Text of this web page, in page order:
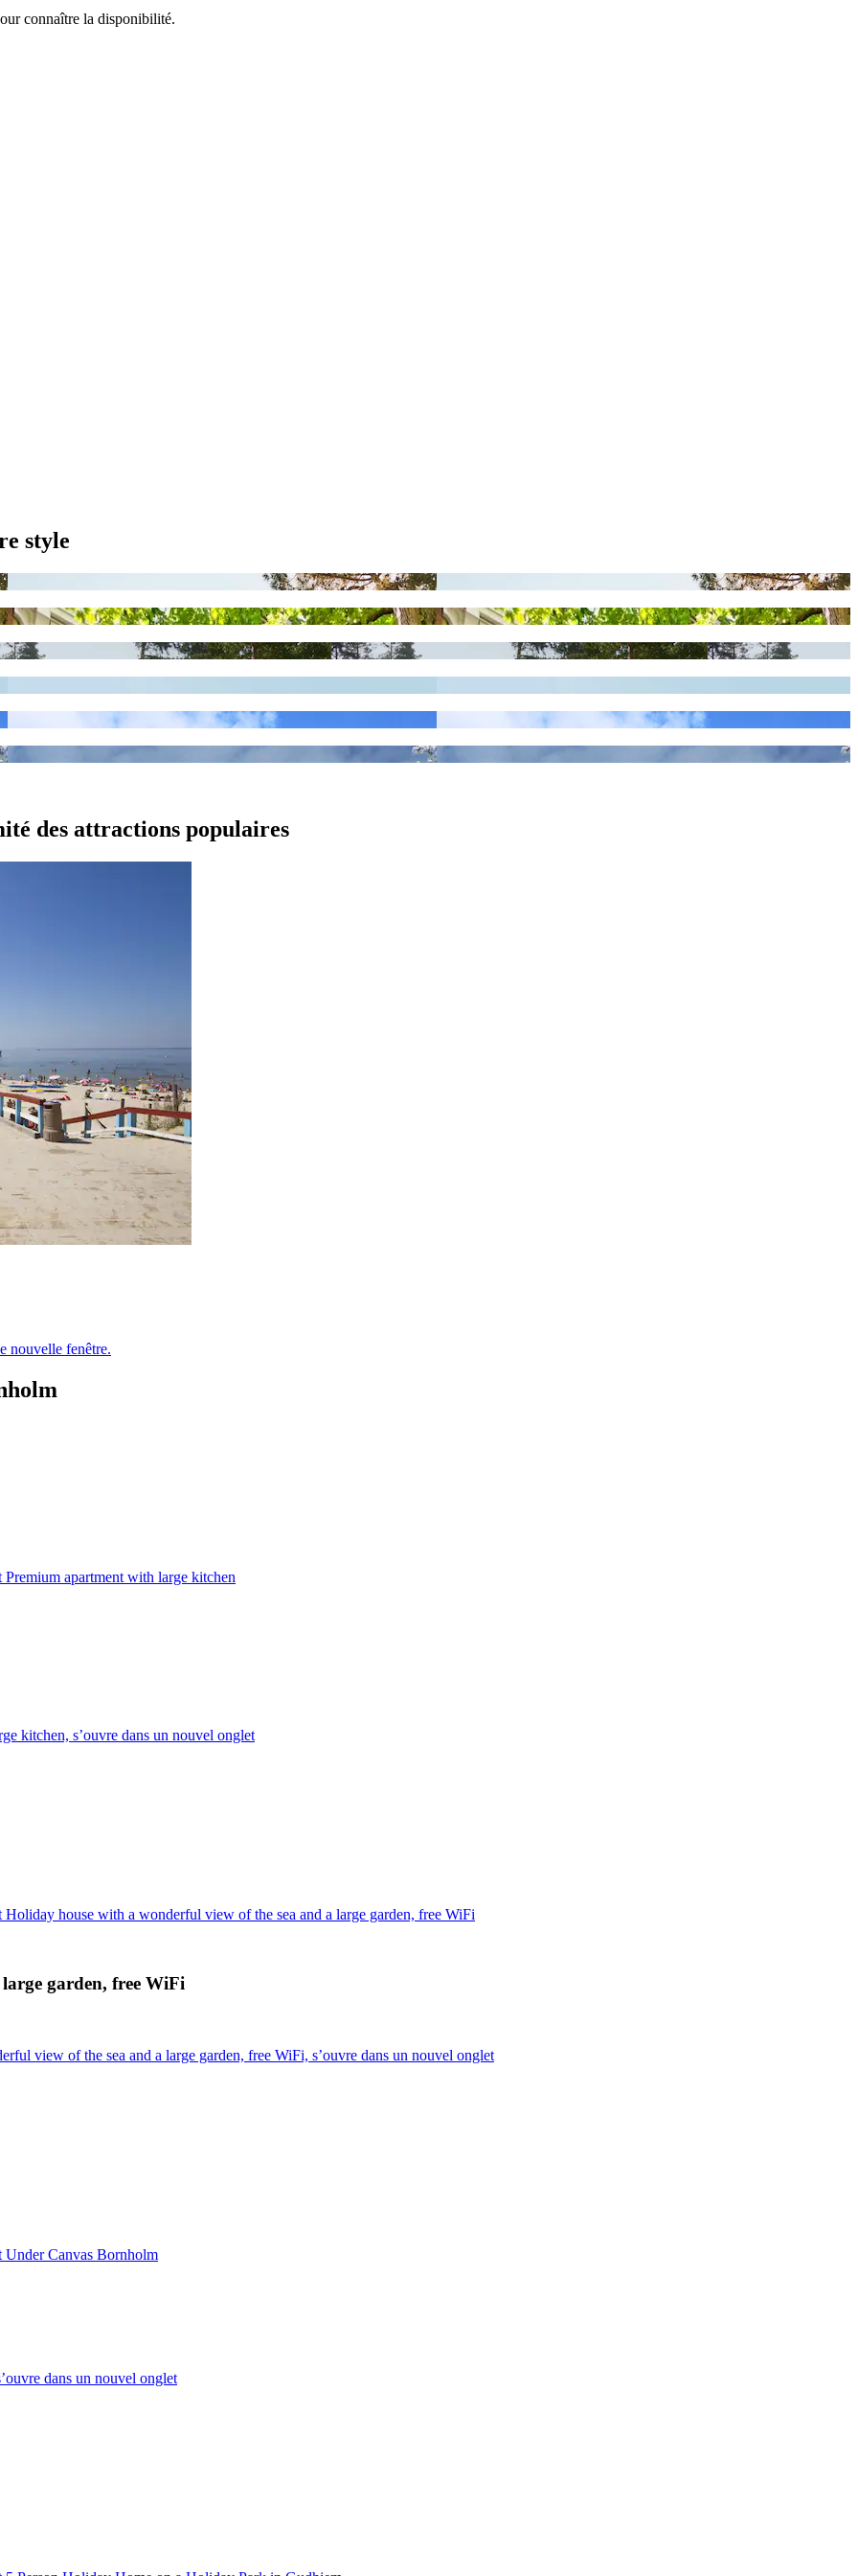
connaître la disponibilité.
style
des attractions populaires
nouvelle fenêtre.
Premium apartment with large kitchen
kitchen, s’ouvre dans un nouvel onglet
Holiday house with a wonderful view of the sea and a large garden, free WiFi
garden, free WiFi
view of the sea and a large garden, free WiFi, s’ouvre dans un nouvel onglet
Under Canvas Bornholm
dans un nouvel onglet